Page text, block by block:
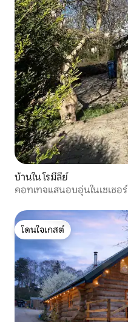
บ้านใน โรมีลีย์
คอทเทจแสนอบอุ่นในเชเชอร์
โดนใจเกสต์
โดนใจเกสต์